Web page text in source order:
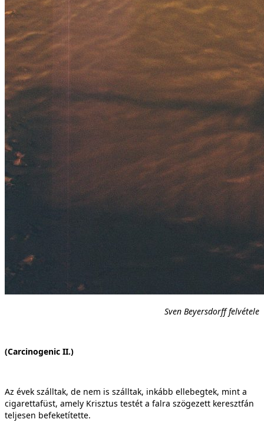
Sven Beyersdorff felvétele
(Carcinogenic II.)
Az évek szálltak, de nem is szálltak, inkább ellebegtek, mint a
cigarettafüst, amely Krisztus testét a falra szögezett keresztfán
teljesen befeketítette.